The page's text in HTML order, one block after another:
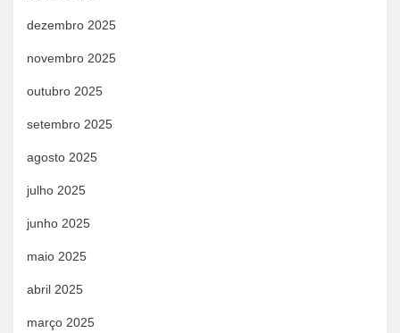
dezembro 2025
novembro 2025
outubro 2025
setembro 2025
agosto 2025
julho 2025
junho 2025
maio 2025
abril 2025
março 2025